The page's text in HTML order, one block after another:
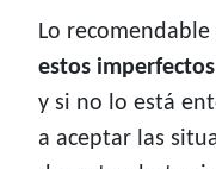
Lo
estos imperfectos
y si no lo está
a aceptar las